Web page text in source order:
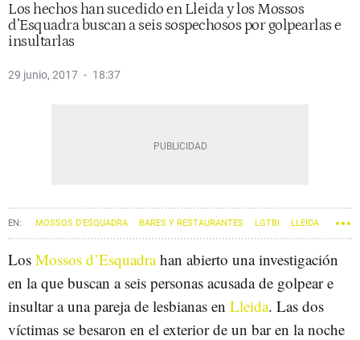
Los hechos han sucedido en Lleida y los Mossos
d’Esquadra buscan a seis sospechosos por golpearlas e
insultarlas
29 junio, 2017 18:37
MOSSOS D'ESQUADRA BARES Y RESTAURANTES LGTBI LLEIDA
Los Mossos d’Esquadrahan abierto una investigación
en la que buscan a seis personas acusada de golpear e
insultar a una pareja de lesbianas en Lleida. Las dos
víctimas se besaron en el exterior de un bar en la noche